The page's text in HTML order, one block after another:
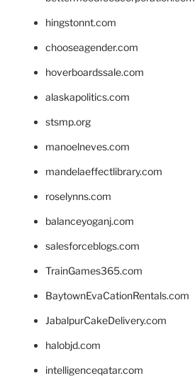
hingstonnt.com
chooseagender.com
hoverboardssale.com
alaskapolitics.com
stsmp.org
manoelneves.com
mandelaeffectlibrary.com
roselynns.com
balanceyoganj.com
salesforceblogs.com
TrainGames365.com
BaytownEvaCationRentals.com
JabalpurCakeDelivery.com
halobjd.com
intelligenceqatar.com